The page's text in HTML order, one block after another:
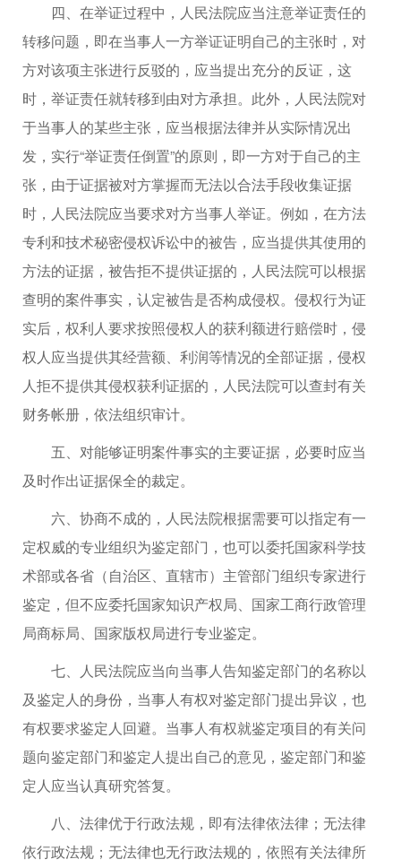
四、在举证过程中，人民法院应当注意举证责任的
转移问题，即在当事人一方举证证明自己的主张时，对
方对该项主张进行反驳的，应当提出充分的反证，这
时，举证责任就转移到由对方承担。此外，人民法院对
于当事人的某些主张，应当根据法律并从实际情况出
发，实行“举证责任倒置”的原则，即一方对于自己的主
张，由于证据被对方掌握而无法以合法手段收集证据
时，人民法院应当要求对方当事人举证。例如，在方法
专利和技术秘密侵权诉讼中的被告，应当提供其使用的
方法的证据，被告拒不提供证据的，人民法院可以根据
查明的案件事实，认定被告是否构成侵权。侵权行为证
实后，权利人要求按照侵权人的获利额进行赔偿时，侵
权人应当提供其经营额、利润等情况的全部证据，侵权
人拒不提供其侵权获利证据的，人民法院可以查封有关
财务帐册，依法组织审计。
五、对能够证明案件事实的主要证据，必要时应当
及时作出证据保全的裁定。
六、协商不成的，人民法院根据需要可以指定有一
定权威的专业组织为鉴定部门，也可以委托国家科学技
术部或各省（自治区、直辖市）主管部门组织专家进行
鉴定，但不应委托国家知识产权局、国家工商行政管理
局商标局、国家版权局进行专业鉴定。
七、人民法院应当向当事人告知鉴定部门的名称以
及鉴定人的身份，当事人有权对鉴定部门提出异议，也
有权要求鉴定人回避。当事人有权就鉴定项目的有关问
题向鉴定部门和鉴定人提出自己的意见，鉴定部门和鉴
定人应当认真研究答复。
八、法律优于行政法规，即有法律依法律；无法律
依行政法规；无法律也无行政法规的，依照有关法律所